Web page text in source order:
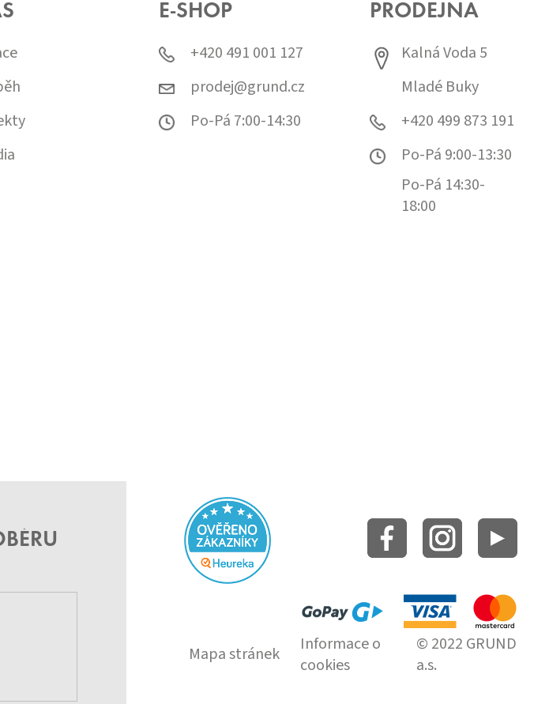
E-SHOP
+420 491 001 127
prodej@grund.cz
Po-Pá 7:00-14:30
PRODEJNA
Kalná Voda 5
Mladé Buky
+420 499 873 191
Po-Pá 9:00-13:30
Po-Pá 14:30-
18:00
Mapa stránek
Informace o
cookies
© 2022 GRUND
a.s.